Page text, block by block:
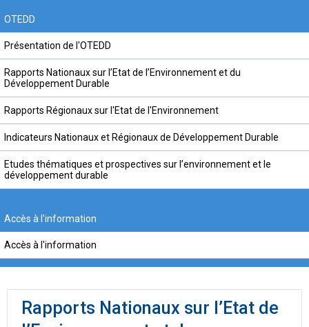
OTEDD
Présentation de l'OTEDD
Rapports Nationaux sur l’Etat de l’Environnement et du
Développement Durable
Rapports Régionaux sur l'Etat de l'Environnement
Indicateurs Nationaux et Régionaux de Développement Durable
Etudes thématiques et prospectives sur l’environnement et le
développement durable
Accès à l'information
Accès à l'information
Rapports Nationaux sur l’Etat de